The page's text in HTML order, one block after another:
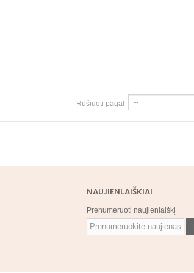
Rūšiuoti pagal
NAUJIENLAIŠKIAI
Prenumeruoti naujienlaiškį